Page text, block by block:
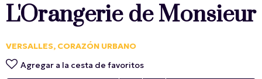
L'Orangerie de Monsieur
VERSALLES, CORAZÓN URBANO
Agregar a la cesta de favoritos